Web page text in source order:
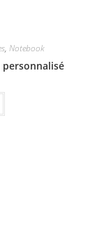
, Notebook